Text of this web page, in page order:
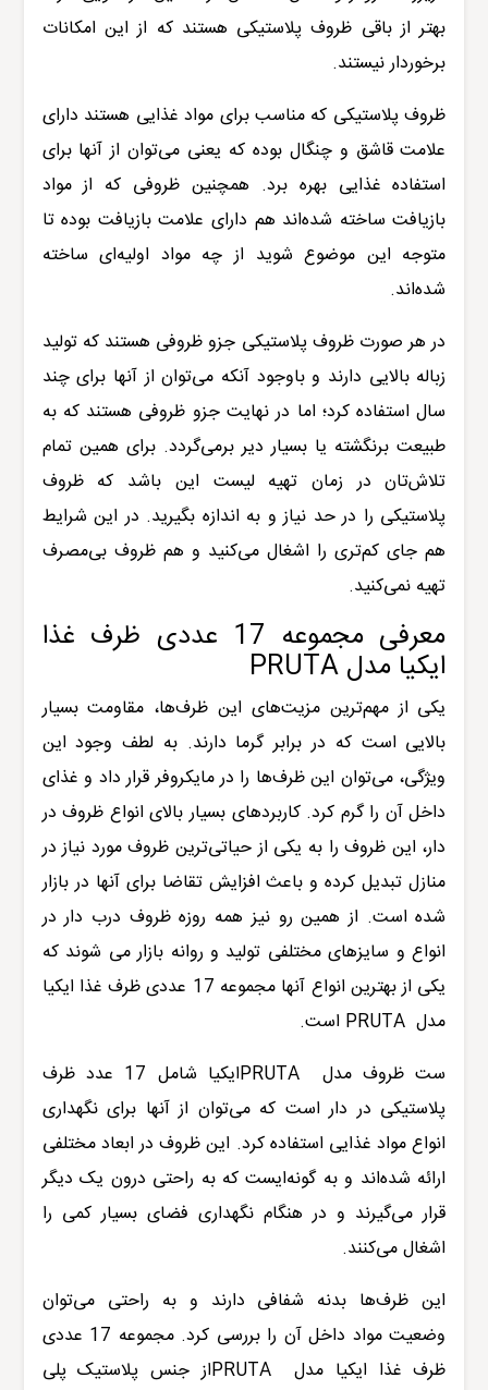
بهتر از باقی ظروف پلاستیکی هستند که از این امکانات
برخوردار نیستند.
ظروف پلاستیکی که مناسب برای مواد غذایی هستند دارای
علامت قاشق و چنگال بوده که یعنی می‌توان از آنها برای
استفاده غذایی بهره برد. همچنین ظروفی که از مواد
بازیافت ساخته شده‌اند هم دارای علامت بازیافت بوده تا
متوجه این موضوع شوید از چه مواد اولیه‌ای ساخته
شده‌اند.
در هر صورت ظروف پلاستیکی جزو ظروفی هستند که تولید
زباله بالایی دارند و باوجود آنکه می‌توان از آنها برای چند
سال استفاده کرد؛ اما در نهایت جزو ظروفی هستند که به
طبیعت برنگشته یا بسیار دیر برمی‌گردد. برای همین تمام
تلاش‌تان در زمان تهیه لیست این باشد که ظروف
پلاستیکی را در حد نیاز و به اندازه بگیرید. در این شرایط
هم جای کم‌تری را اشغال می‌کنید و هم ظروف بی‌مصرف
تهیه نمی‌کنید.
معرفی مجموعه 17 عددی ظرف غذا
ایکیا مدل PRUTA
یکی از مهم‌ترین مزیت‌های این ظرف‌ها، مقاومت بسیار
بالایی است که در برابر گرما دارند. به لطف وجود این
ویژگی، می‌توان این ظرف‌ها را در مایکروفر قرار داد و غذای
داخل آن را گرم کرد. کاربردهای بسیار بالای انواع ظروف در
دار، این ظروف را به یکی از حیاتی‌‌ترین ظروف مورد نیاز در
منازل تبدیل کرده و باعث افزایش تقاضا برای آنها در بازار
شده است. از همین رو نیز همه روزه ظروف درب ‌دار در
انواع و سایزهای مختلفی تولید و روانه بازار می شوند که
یکی از بهترین انواع آنها مجموعه 17 عددی ظرف غذا ایکیا
مدل PRUTA است.
ست ظروف مدل
PRUTA
ایکیا شامل 17 عدد ظرف
پلاستیکی در دار است که می‌توان از آنها برای نگهداری
انواع مواد غذایی استفاده کرد. این ظروف در ابعاد مختلفی
ارائه شده‌اند و به گونه‌ایست که به راحتی درون یک دیگر
قرار می‌گیرند و در هنگام نگهداری فضای بسیار کمی را
اشغال می‌کنند.
این ظرف‌ها بدنه شفافی دارند و به راحتی می‌توان
وضعیت مواد داخل آن را بررسی کرد. مجموعه 17 عددی
ظرف غذا ایکیا مدل
PRUTAاز جنس پلاستیک پلی